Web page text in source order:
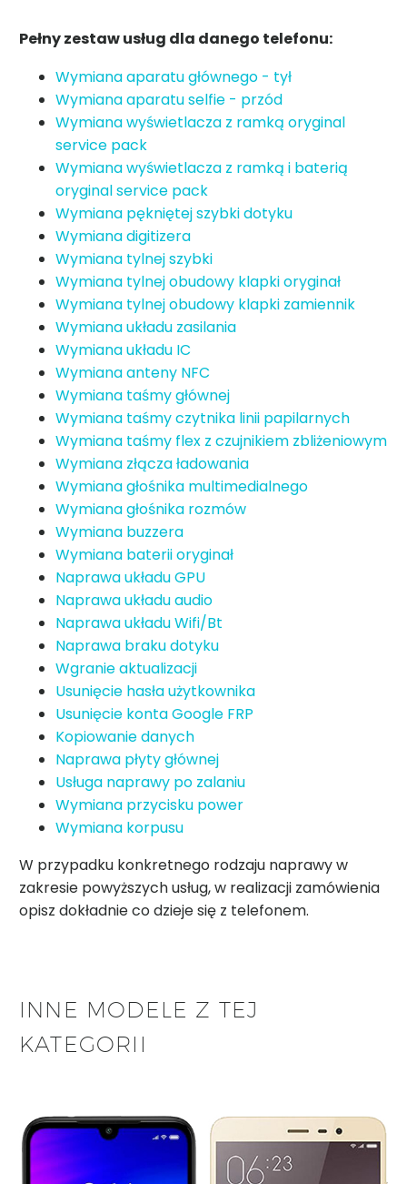
Pełny zestaw usług dla danego telefonu:
Wymiana aparatu głównego - tył
Wymiana aparatu selfie - przód
Wymiana wyświetlacza z ramką oryginal
service pack
Wymiana wyświetlacza z ramką i baterią
oryginal service pack
Wymiana pękniętej szybki dotyku
Wymiana digitizera
Wymiana tylnej szybki
Wymiana tylnej obudowy klapki oryginał
Wymiana tylnej obudowy klapki zamiennik
Wymiana układu zasilania
Wymiana układu IC
Wymiana anteny NFC
Wymiana taśmy głównej
Wymiana taśmy czytnika linii papilarnych
Wymiana taśmy flex z czujnikiem zbliżeniowym
Wymiana złącza ładowania
Wymiana głośnika multimedialnego
Wymiana głośnika rozmów
Wymiana buzzera
Wymiana baterii oryginał
Naprawa układu GPU
Naprawa układu audio
Naprawa układu Wifi/Bt
Naprawa braku dotyku
Wgranie aktualizacji
Usunięcie hasła użytkownika
Usunięcie konta Google FRP
Kopiowanie danych
Naprawa płyty głównej
Usługa naprawy po zalaniu
Wymiana przycisku power
Wymiana korpusu
W przypadku konkretnego rodzaju naprawy w
zakresie powyższych usług, w realizacji zamówienia
opisz dokładnie co dzieje się z telefonem.
INNE MODELE Z TEJ
KATEGORII